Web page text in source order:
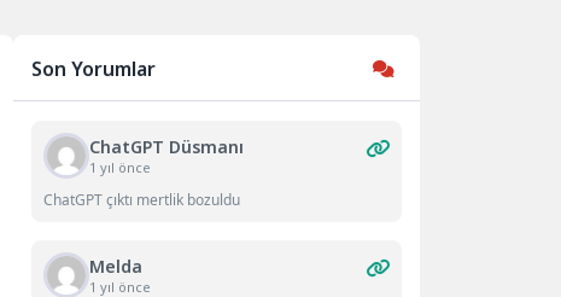
Son Yorumlar
ChatGPT Düsmanı
1 yıl önce
ChatGPT çıktı mertlik bozuldu
Melda
1 yıl önce